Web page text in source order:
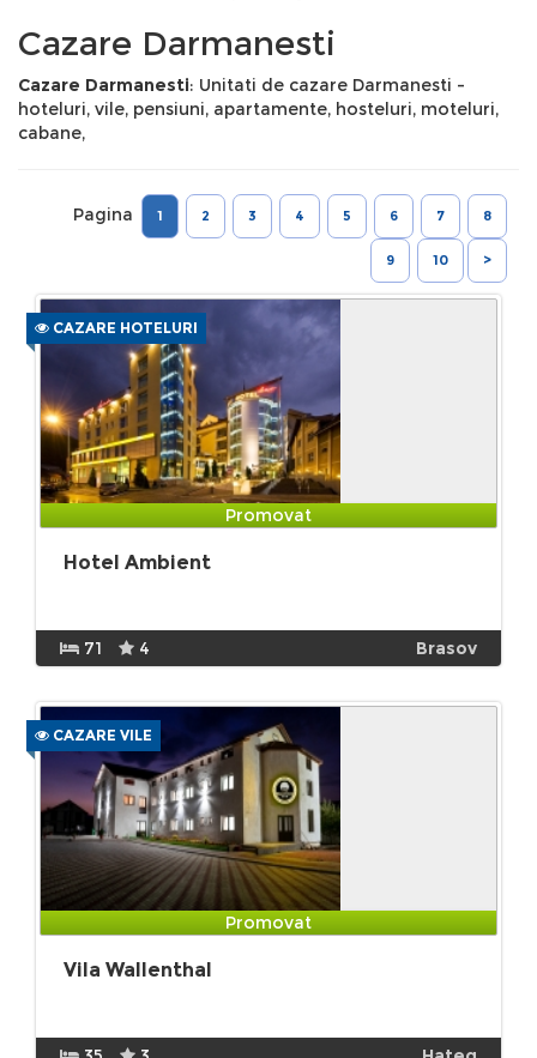
Cazare Darmanesti
Cazare Darmanesti: Unitati de cazare Darmanesti -
hoteluri, vile, pensiuni, apartamente, hosteluri, moteluri,
cabane,
Pagina 1 2 3 4 5 6 7 8
9 10 >
CAZARE HOTELURI
Promovat
Hotel Ambient
71 4 Brasov
CAZARE VILE
Promovat
Vila Wallenthal